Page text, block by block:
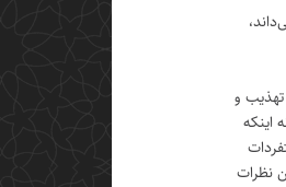
تهذیب و
اینکه
نظرات